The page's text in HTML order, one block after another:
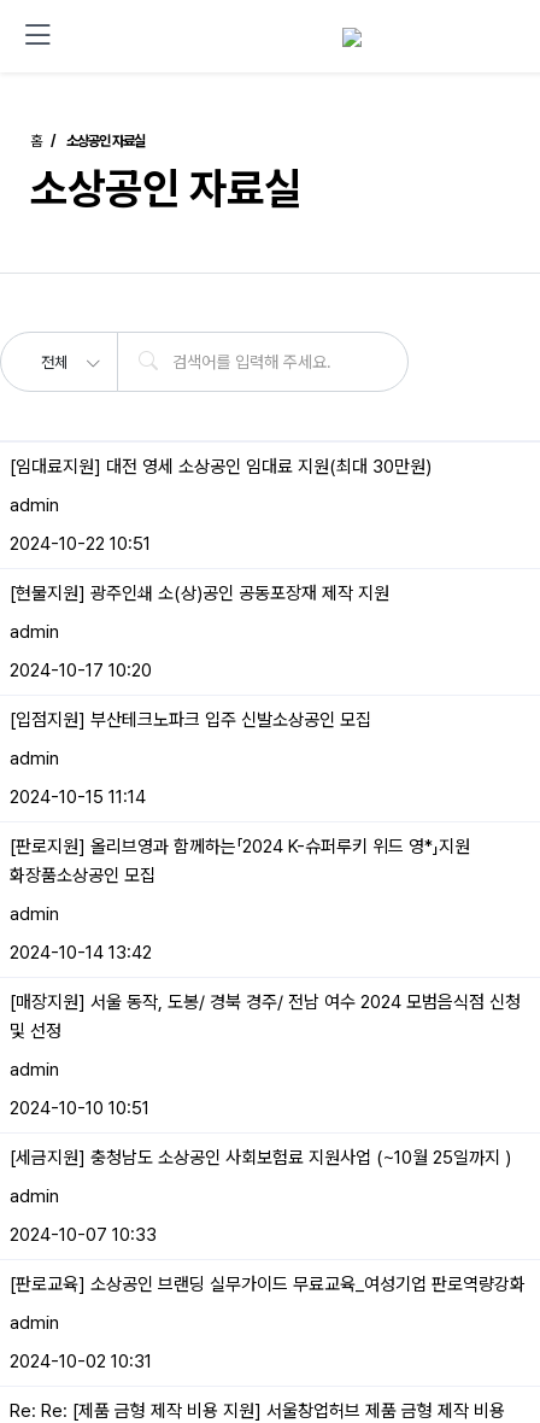
홈 소상공인 자료실
소상공인 자료실
전체
[임대료지원] 대전 영세 소상공인 임대료 지원(최대 30만원)
admin
2024-10-22 10:51
[현물지원] 광주인쇄 소(상)공인 공동포장재 제작 지원
admin
2024-10-17 10:20
[입점지원] 부산테크노파크 입주 신발소상공인 모집
admin
2024-10-15 11:14
[판로지원] 올리브영과 함께하는「2024 K-슈퍼루키 위드 영*」지원
화장품소상공인 모집
admin
2024-10-14 13:42
[매장지원] 서울 동작, 도봉/ 경북 경주/ 전남 여수 2024 모범음식점 신청
및 선정
admin
2024-10-10 10:51
[세금지원] 충청남도 소상공인 사회보험료 지원사업 (~10월 25일까지 )
admin
2024-10-07 10:33
[판로교육] 소상공인 브랜딩 실무가이드 무료교육_여성기업 판로역량강화
admin
2024-10-02 10:31
Re: Re: [제품 금형 제작 비용 지원] 서울창업허브 제품 금형 제작 비용